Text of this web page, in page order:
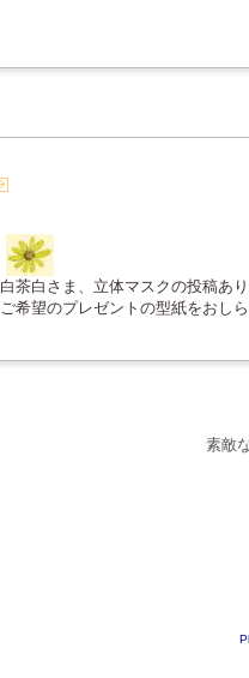
白茶白さま、立体マスクの投稿あ
ご希望のプレゼントの型紙をおし
素敵